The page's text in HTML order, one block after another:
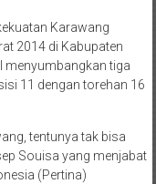
Karawang
2014 di Kabupaten
menyumbangkan tiga
11 dengan torehan 16
tentunya tak bisa
Souisa yang menjabat
(Pertina)